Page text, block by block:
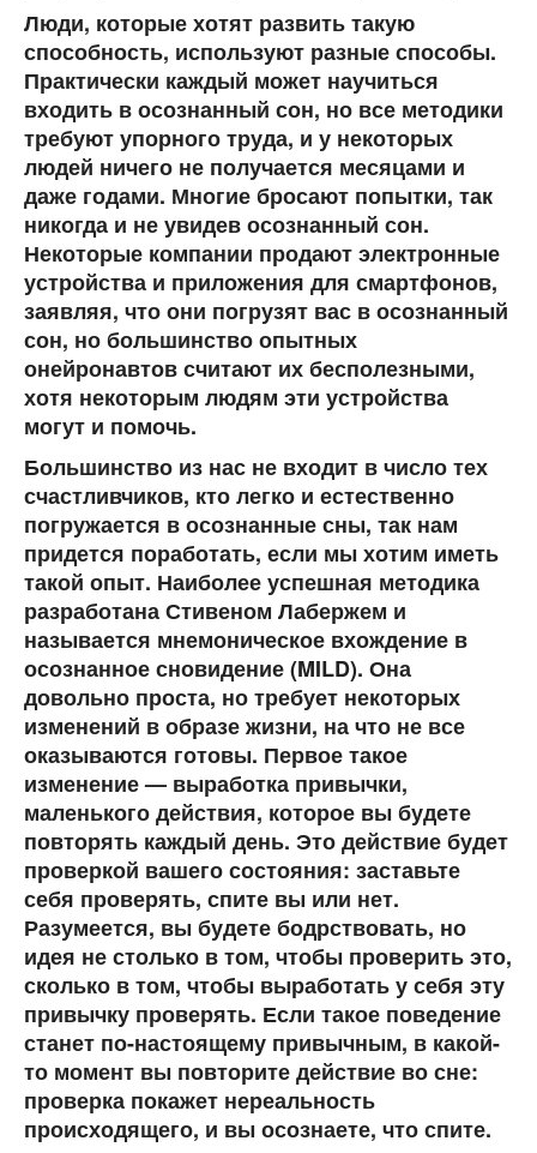
Люди, которые хотят развить такую
способность, используют разные способы.
Практически каждый может научиться
входить в осознанный сон, но все методики
требуют упорного труда, и у некоторых
людей ничего не получается месяцами и
даже годами. Многие бросают попытки, так
никогда и не увидев осознанный сон.
Некоторые компании продают электронные
устройства и приложения для смартфонов,
заявляя, что они погрузят вас в осознанный
сон, но большинство опытных
онейронавтов считают их бесполезными,
хотя некоторым людям эти устройства
могут и помочь.
Большинство из нас не входит в число тех
счастливчиков, кто легко и естественно
погружается в осознанные сны, так нам
придется поработать, если мы хотим иметь
такой опыт. Наиболее успешная методика
разработана Стивеном Лабержем и
называется мнемоническое вхождение в
осознанное сновидение (MILD). Она
довольно проста, но требует некоторых
изменений в образе жизни, на что не все
оказываются готовы. Первое такое
изменение — выработка привычки,
маленького действия, которое вы будете
повторять каждый день. Это действие будет
проверкой вашего состояния: заставьте
себя проверять, спите вы или нет.
Разумеется, вы будете бодрствовать, но
идея не столько в том, чтобы проверить это,
сколько в том, чтобы выработать у себя эту
привычку проверять. Если такое поведение
станет по-настоящему привычным, в какой-
то момент вы повторите действие во сне:
проверка покажет нереальность
происходящего, и вы осознаете, что спите.